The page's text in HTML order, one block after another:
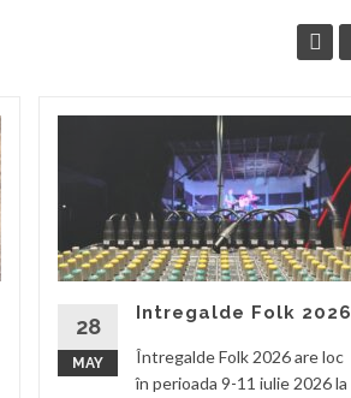
28
MAY
Intregalde Folk 2026
Întregalde Folk 2026 are loc
în perioada 9-11 iulie 2026 la